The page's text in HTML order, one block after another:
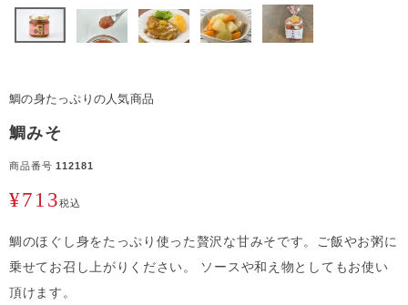
鯛の身たっぷりの人気商品
鯛みそ
商品番号 112181
¥713税込
鯛のほぐし身をたっぷり使った贅沢な甘みそです。ご飯やお粥に
乗せてお召し上がりください。 ソースや和え物としてもお使い
頂けます。